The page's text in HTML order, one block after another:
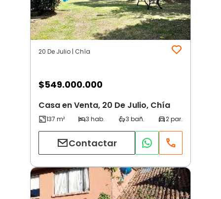
20 De Julio | Chía
$549.000.000
Casa en Venta, 20 De Julio, Chía
Contactar